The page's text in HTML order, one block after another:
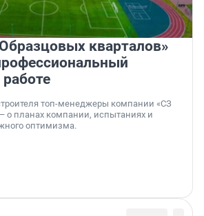
кварталов»
топ-менеджеры компании «СЗ
о планах компании, испытаниях и
оптимизма.